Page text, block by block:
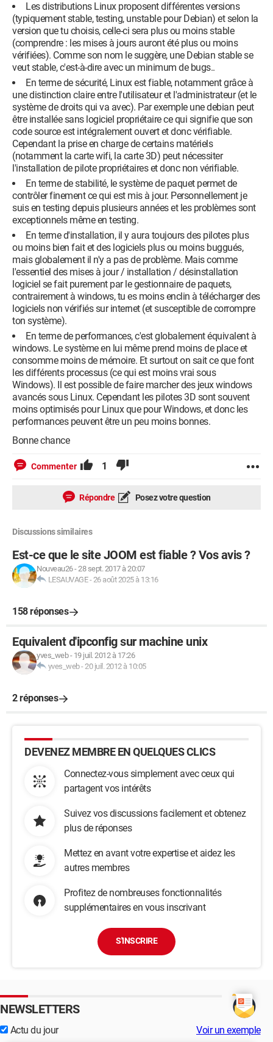
Les distributions Linux proposent différentes versions
(typiquement stable, testing, unstable pour Debian) et selon la
version que tu choisis, celle-ci sera plus ou moins stable
(comprendre : les mises à jours auront été plus ou moins
vérifiées). Comme son nom le suggère, une Debian stable se
veut stable, c'est-à-dire avec un minimum de bugs..
En terme de sécurité, Linux est fiable, notamment grâce à
une distinction claire entre l'utilisateur et l'administrateur (et le
système de droits qui va avec). Par exemple une debian peut
être installée sans logiciel propriétaire ce qui signifie que son
code source est intégralement ouvert et donc vérifiable.
Cependant la prise en charge de certains matériels
(notamment la carte wifi, la carte 3D) peut nécessiter
l'installation de pilote propriétaires et donc non vérifiable.
En terme de stabilité, le système de paquet permet de
contrôler finement ce qui est mis à jour. Personnellement je
suis en testing depuis plusieurs années et les problèmes sont
exceptionnels même en testing.
En terme d'installation, il y aura toujours des pilotes plus
ou moins bien fait et des logiciels plus ou moins buggués,
mais globalement il n'y a pas de problème. Mais comme
l'essentiel des mises à jour / installation / désinstallation
logiciel se fait purement par le gestionnaire de paquets,
contrairement à windows, tu es moins enclin à télécharger des
logiciels non vérifiés sur internet (et susceptible de corrompre
ton système).
En terme de performances, c'est globalement équivalent à
windows. Le système en lui même prend moins de place et
consomme moins de mémoire. Et surtout on sait ce que font
les différents processus (ce qui est moins vrai sous
Windows). Il est possible de faire marcher des jeux windows
avancés sous Linux. Cependant les pilotes 3D sont souvent
moins optimisés pour Linux que pour Windows, et donc les
performances peuvent être un peu moins bonnes.
Bonne chance
Commenter 1
Répondre Posez votre question
Discussions similaires
Est-ce que le site JOOM est fiable ? Vos avis ?
Nouveau26-28 sept. 2017 à 20:07
LESAUVAGE-26 août 2025 à 13:16
158 réponses
Equivalent d'ipconfig sur machine unix
yves_web- 19 juil. 2012 à 17:26
yves_web-20 juil. 2012 à 10:05
2 réponses
DEVENEZ MEMBRE EN QUELQUES CLICS
Connectez-vous simplement avec ceux qui
partagent vos intérêts
Suivez vos discussions facilement et obtenez
plus de réponses
Mettez en avant votre expertise et aidez les
autres membres
Profitez de nombreuses fonctionnalités
supplémentaires en vous inscrivant
S'INSCRIRE
NEWSLETTERS
Actu du jour Voir un exemple